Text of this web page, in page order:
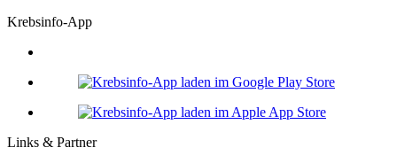
Krebsinfo-App
Links & Partner